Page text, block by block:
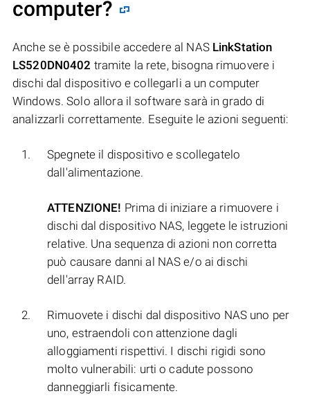
computer?
Anche se è possibile accedere al NAS LinkStation
LS520DN0402 tramite la rete, bisogna rimuovere i
dischi dal dispositivo e collegarli a un computer
Windows. Solo allora il software sarà in grado di
analizzarli correttamente. Eseguite le azioni seguenti:
Spegnete il dispositivo e scollegatelo
dall'alimentazione.
ATTENZIONE! Prima di iniziare a rimuovere i
dischi dal dispositivo NAS, leggete le istruzioni
relative. Una sequenza di azioni non corretta
può causare danni al NAS e/o ai dischi
dell'array RAID.
Rimuovete i dischi dal dispositivo NAS uno per
uno, estraendoli con attenzione dagli
alloggiamenti rispettivi. I dischi rigidi sono
molto vulnerabili: urti o cadute possono
danneggiarli fisicamente.